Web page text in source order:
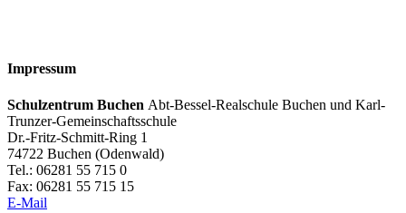
Impressum
Schulzentrum Buchen Abt-Bessel-Realschule Buchen und Karl-
Trunzer-Gemeinschaftsschule
Dr.-Fritz-Schmitt-Ring 1
74722 Buchen (Odenwald)
Tel.: 06281 55 715 0
Fax: 06281 55 715 15
E-Mail